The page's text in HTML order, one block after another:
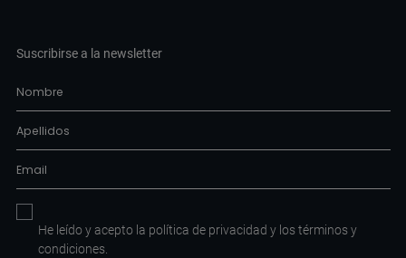
Suscribirse a la newsletter
He leído y acepto la política de privacidad y lostérminos y
condiciones.